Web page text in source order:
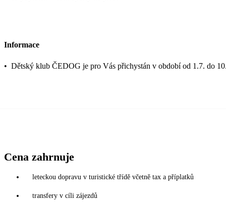
Informace
• Dětský klub ČEDOG je pro Vás přichystán v období od 1.7. do
Cena zahrnuje
leteckou dopravu v turistické třídě včetně tax a příplatků
transfery v cíli zájezdů